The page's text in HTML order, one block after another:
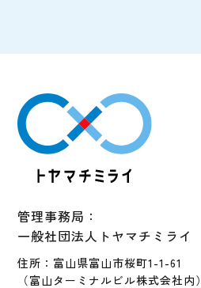
管理事務局：
一般社団法人トヤマチミライ
住所：富山県富山市桜町1-1-61
（富山ターミナルビル株式会社内）